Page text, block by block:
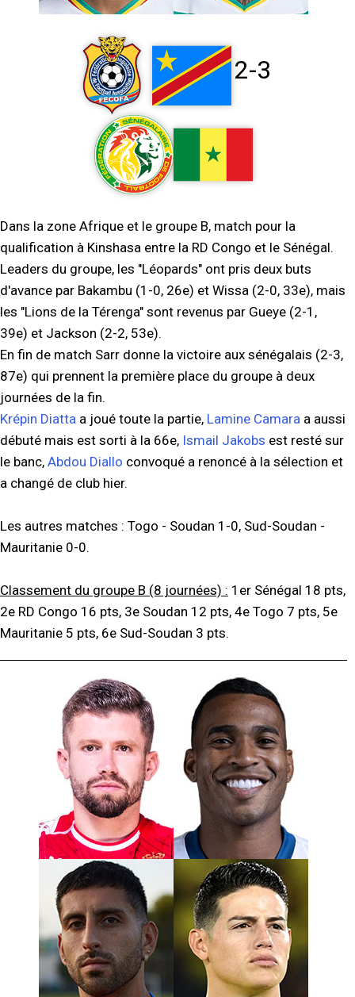
2-3
Dans la zone Afrique et le groupe B, match pour la
qualification à Kinshasa entre la RD Congo et le Sénégal.
Leaders du groupe, les "Léopards" ont pris deux buts
d'avance par Bakambu (1-0, 26e) et Wissa (2-0, 33e), mais
les "Lions de la Térenga" sont revenus par Gueye (2-1,
39e) et Jackson (2-2, 53e).
En fin de match Sarr donne la victoire aux sénégalais (2-3,
87e) qui prennent la première place du groupe à deux
journées de la fin.
Krépin Diatta a joué toute la partie, Lamine Camara a aussi
débuté mais est sorti à la 66e, Ismail Jakobs est resté sur
le banc, Abdou Diallo convoqué a renoncé à la sélection et
a changé de club hier.
Les autres matches : Togo - Soudan 1-0, Sud-Soudan -
Mauritanie 0-0.
Classement du groupe B (8 journées) : 1er Sénégal 18 pts,
2e RD Congo 16 pts, 3e Soudan 12 pts, 4e Togo 7 pts, 5e
Mauritanie 5 pts, 6e Sud-Soudan 3 pts.